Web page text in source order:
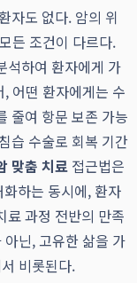
자도 없다. 암의 위
든 조건이 다르다.
석하여 환자에게 가
어떤 환자에게는 수
줄여 항문 보존 가능
습 수술로 회복 기간
맞춤 치료 접근법은
화하는 동시에, 환자
료 과정 전반의 만족
닌, 고유한 삶을 가
비롯된다.